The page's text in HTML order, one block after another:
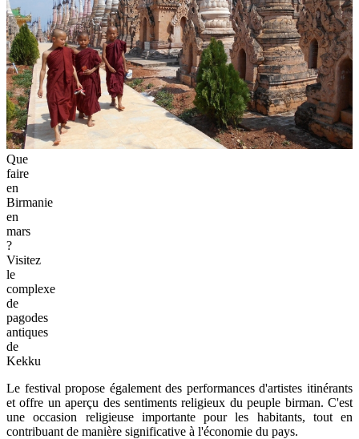
Que
faire
en
Birmanie
en
mars
?
Visitez
le
complexe
de
pagodes
antiques
de
Kekku
Le festival propose également des performances d'artistes itinérants
et offre un aperçu des sentiments religieux du peuple birman. C'est
une occasion religieuse importante pour les habitants, tout en
contribuant de manière significative à l'économie du pays.